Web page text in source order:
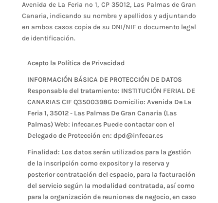
Avenida de La Feria nº 1, CP 35012, Las Palmas de Gran
Canaria, indicando su nombre y apellidos y adjuntando
en ambos casos copia de su DNI/NIF o documento legal
de identificación.
Acepto la Política de Privacidad
INFORMACIÓN BÁSICA DE PROTECCIÓN DE DATOS
Responsable del tratamiento: INSTITUCIÓN FERIAL DE
CANARIAS CIF Q3500398G Domicilio: Avenida De La
Feria 1, 35012 - Las Palmas De Gran Canaria (Las
Palmas) Web: infecar.es Puede contactar con el
Delegado de Protección en: dpd@infecar.es
Finalidad: Los datos serán utilizados para la gestión
de la inscripción como expositor y la reserva y
posterior contratación del espacio, para la facturación
del servicio según la modalidad contratada, así como
para la organización de reuniones de negocio, en caso